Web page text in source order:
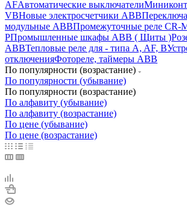
AFАвтоматические выключатели
VBНовые электросчетчики ABB
модульные ABBПромежуточные реле CR-
PПромышленные шкафы ABB ( Щиты )
ABBТепловые реле для - типа A, AF, B
отключенияФотореле, таймеры ABB
По популярности (возрастание)
По популярности (убывание)
По популярности (возрастание)
По алфавиту (убывание)
По алфавиту (возрастание)
По цене (убывание)
По цене (возрастание)